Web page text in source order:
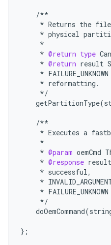
/**
* Returns the file
* physical
*
* @return type Can
* @return result
* FAILURE_UNKNOWN
* reformatting .
*/
getPartitionType(
/**
* Executes a
*
* @param oemCmd
* @response result
* successful,
*
* FAILURE_UNKNOWN
*/
doOemCommand(
};